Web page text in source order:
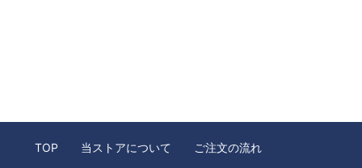
TOP 当ストアについて ご注文の流れ